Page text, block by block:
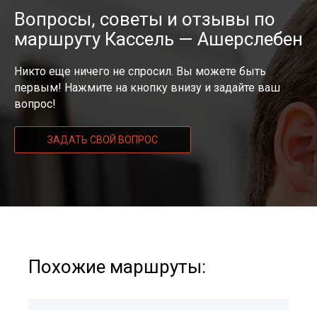
Вопросы, советы и отзывы по
маршруту Кассель — Ашерслебен
Никто еще ничего не спросил. Вы можете быть
первым! Нажмите на кнопку внизу и задайте ваш
вопрос!
ЗАДАТЬ СВОЙ ВОПРОС
Похожие маршруты: